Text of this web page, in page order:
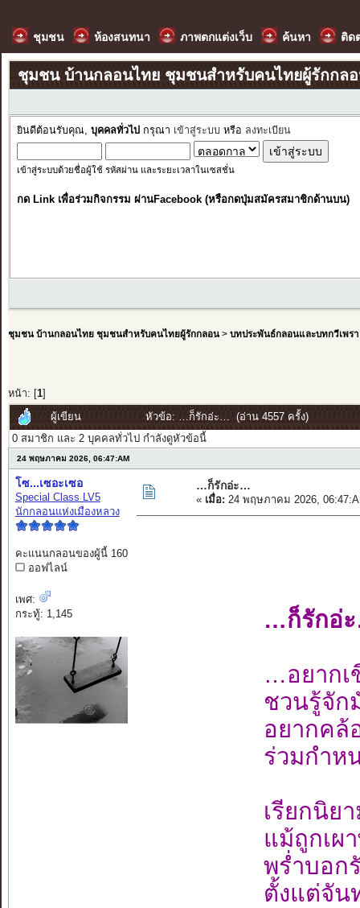
ชุมชน ห้องสนทนา ภาพตกแต่งเว็บ ค้นหา ติด
ชุมชน บ้านกลอนไทย ชุมชนสำหรับคนไทยผู้รักกล
ยินดีต้อนรับคุณ, บุคคลทั่วไป กรุณา เข้าสู่ระบบ หรือ ลงทะเบียน
เข้าสู่ระบบด้วยชื่อผู้ใช้ รหัสผ่าน และระยะเวลาในเซสชั่น
กด Link เพื่อร่วมกิจกรรม ผ่านFacebook (หรือกดปุ่มสมัครสมาชิกด้านบน)
ชุมชน บ้านกลอนไทย ชุมชนสำหรับคนไทยผู้รักกลอน> บทประพันธ์กลอนและบทกวีเพรา
หน้า: [ 1]
ผู้เขียน
หัวข้อ: …ก็รักอ่ะ… (อ่าน 4557 ครั้ง)
0 สมาชิก และ 2 บุคคลทั่วไป กำลังดูหัวข้อนี้
24 พฤษภาคม 2026, 06:47:AM
โซ...เซอะเซอ
Special Class LV5
นักกลอนแห่งเมืองหลวง
คะแนนกลอนของผู้นี้ 160
ออฟไลน์
เพศ:
กระทู้: 1,145
…ก็รักอ่ะ…
« เมื่อ: 24 พฤษภาคม 2026,
…ก็รักอ่
…อยากเ
ชวนรู้จัก
อยากคล้
ร่วมกำห
เรียกนิย
แม้ถูกเผ
พร่ำบอก
ตั้งแต่จัน